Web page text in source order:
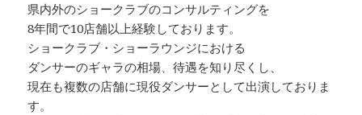
県内外のショークラブのコンサルティングを
8年間で10店舗以上経験しております。
ショークラブ・ショーラウンジにおける
ダンサーのギャラの相場、待遇を知り尽くし、
現在も複数の店舗に現役ダンサーとして出演しておりま
す。